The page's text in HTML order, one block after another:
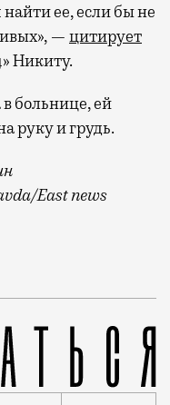
ее, если бы не
— цитирует
Никиту.
в больнице, ей
руку и грудь.
East news
спаслись из